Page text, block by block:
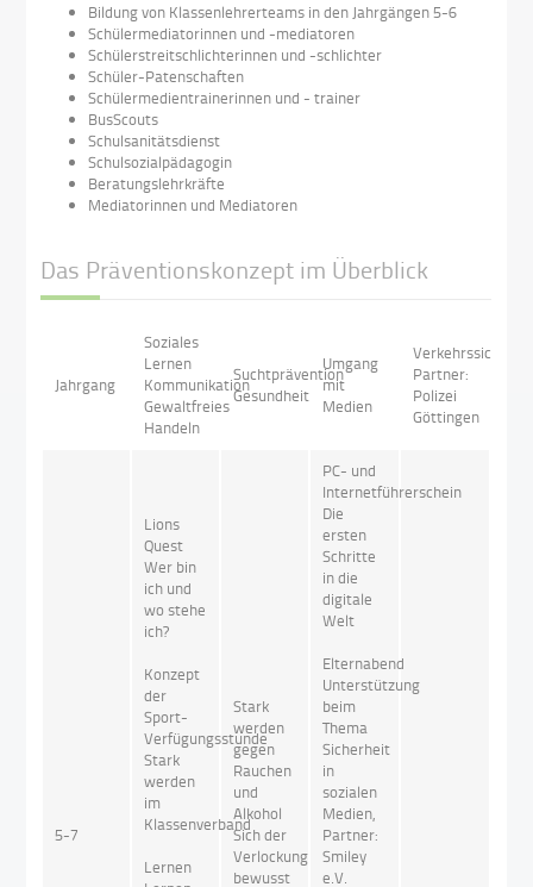
Bildung von Klassenlehrerteams in den Jahrgängen 5-6
Schülermediatorinnen und -mediatoren
Schülerstreitschlichterinnen und -schlichter
Schüler-Patenschaften
Schülermedientrainerinnen und - trainer
BusScouts
Schulsanitätsdienst
Schulsozialpädagogin
Beratungslehrkräfte
Mediatorinnen und Mediatoren
Das Präventionskonzept im Überblick
Jahrgang
Soziales
Lernen
Kommunikation
Gewaltfreies
Handeln
Suchtprävention
Gesundheit
Umgang
mit
Medien
Partner:
Polizei
Göttingen
5-7
Lions
Quest
Wer bin
ich und
wo stehe
ich?
Konzept
der
Sport-
Verfügungsstunde
Stark
werden
im
Klassenverband
Lernen
Stark
werden
gegen
Rauchen
und
Alkohol
Sich der
Verlockung
bewusst
PC- und
Internetführerschein
Die
ersten
Schritte
in die
digitale
Welt
Elternabend
Unterstützung
beim
Thema
Sicherheit
in
sozialen
Medien,
Partner:
Smiley
e.V.